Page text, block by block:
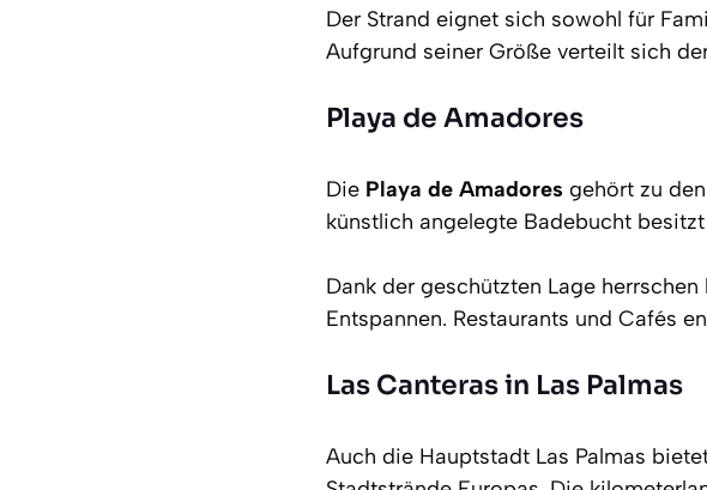
Der Strand eignet sich sowohl für
Aufgrund seiner Größe verteilt sich
Playa de Amadores
Die Playa de Amadores gehört zu
künstlich angelegte Badebucht
Dank der geschützten Lage
Entspannen. Restaurants und Cafés
Las Canteras in Las Palmas
Auch die Hauptstadt Las Palmas